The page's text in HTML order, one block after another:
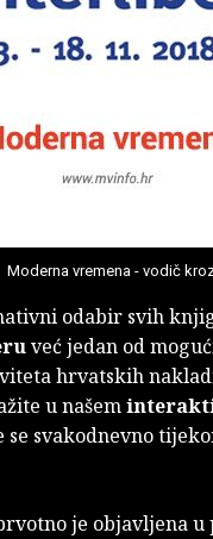
Moderna vremena - vodič
odabir svih
već jedan od
hrvatskih
u našem
se svakodnevno
je objavljena u